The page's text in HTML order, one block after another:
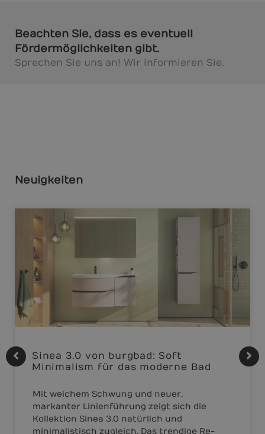
Beachten Sie, dass es eventuell
Fördermöglichkeiten gibt.
Sprechen Sie uns an! Wir informieren Sie.
Neuigkeiten
Sinea 3.0 von burgbad: Soft
Minimalism für das moderne Bad
Mit weichem Schwung und neuer,
markanter Linienführung zeigt sich die
Kollektion Sinea 3.0 natürlich und
minimalistisch zugleich. Das trendige Re-